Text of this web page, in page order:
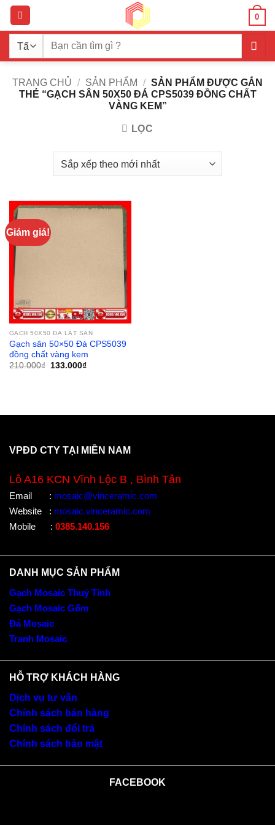
Bỏ
qua
nội
dung
0
Tìm
TRANG CHỦ / SẢN PHẨM / SẢN PHẨM ĐƯỢC GẮN
THẺ “GẠCH SÂN 50X50 ĐÁ CPS5039 ĐỒNG CHẤT
VÀNG KEM”
LỌC
Giảm giá!
GẠCH 50X50 ĐÁ LÁT SÂN
Gạch sân 50×50 Đá CPS5039
đồng chất vàng kem
210.000₫
Giá
133.000₫Giá
VPĐD CTY TẠI MIỀN NAM
Lô A16 KCN Vĩnh Lộc B , Bình Tân
Email : mosaic@vinceramic.com
Website
: mosaic.vinceramic.com
Mobile
: 0385.140.156
DANH MỤC SẢN PHẨM
Gạch Mosaic Thuỷ Tinh
Gạch Mosaic Gốm
Đá Mosaic
Tranh Mosaic
HỖ TRỢ KHÁCH HÀNG
Dịch vụ tư vấn
Chính sách bán hàng
Chính sách đổi trả
Chính sách bảo mật
FACEBOOK